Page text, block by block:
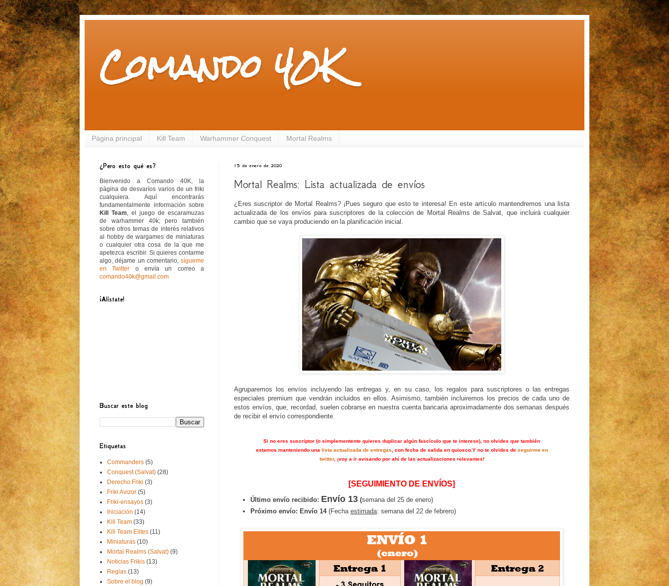
Comando 40K
Página principal Kill Team Warhammer Conquest Mortal Realms
15 de enero de 2020
Mortal Realms: Lista actualizada de envíos
¿Eres suscriptor de Mortal Realms? ¡Pues seguro que esto te interesa! En este artículo mantendremos una lista
actualizada de los envíos para suscriptores de la colección de Mortal Realms de Salvat, que incluirá cualquier
cambio que se vaya produciendo en la planificación inicial.
Agruparemos los envíos incluyendo las entregas y, en su caso, los regalos para suscriptores o las entregas
especiales premium que vendrán incluidos en ellos. Asimismo, también incluiremos los precios de cada uno de
estos envíos, que, recordad, suelen cobrarse en nuestra cuenta bancaria aproximadamente dos semanas después
de recibir el envío correspondiente.
Si no eres suscriptor (o simplementente quieres duplicar algún fascículo que te interese), no olvides que también
estamos manteniendo una lista actualizada de entregas , con fecha de salida en quiosco. Y no te olvides de seguirme en
twitter, ¡voy a ir avisando por ahí de las actualizaciones relevantes!
[SEGUIMIENTO DE ENVÍOS]
Último envío recibido: Envío 13 (semana del 25 de enero)
Próximo envío: Envío 14(Fecha estimada: semana del 22 de febrero)
¿Pero esto qué es?
Bienvenido a Comando 40K, la
página de desvaríos varios de un friki
cualquiera. Aquí encontrarás
fundamentalmente información sobre
Kill Team , el juego de escaramuzas
de warhammer 40k; pero también
sobre otros temas de interés relativos
al hobby de wargames de miniaturas
o cualquier otra cosa de la que me
apetezca escribir. Si quieres contarme
algo, déjame un comentario, sígueme
en Twitter o envía un correo a
comando40k@gmail.com
¡Alístate!
Buscar este blog
Etiquetas
Commanders (5)
Conquest (Salvat) (28)
Derecho Friki (3)
Friki Avizor (5)
Friki-ensayos (3)
Iniciación (14)
Kill Team (33)
Kill Team Elites (11)
Miniaturas (10)
Mortal Realms (Salvat) (9)
Noticias Frikis (13)
Reglas (13)
Sobre el blog (9)